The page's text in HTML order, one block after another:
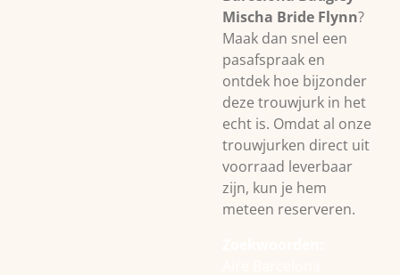
Mischa Bride Flynn?
Maak dan snel een
pasafspraak en
ontdek hoe bijzonder
deze trouwjurk in het
echt is. Omdat al onze
trouwjurken direct uit
voorraad leverbaar
zijn, kun je hem
meteen reserveren.